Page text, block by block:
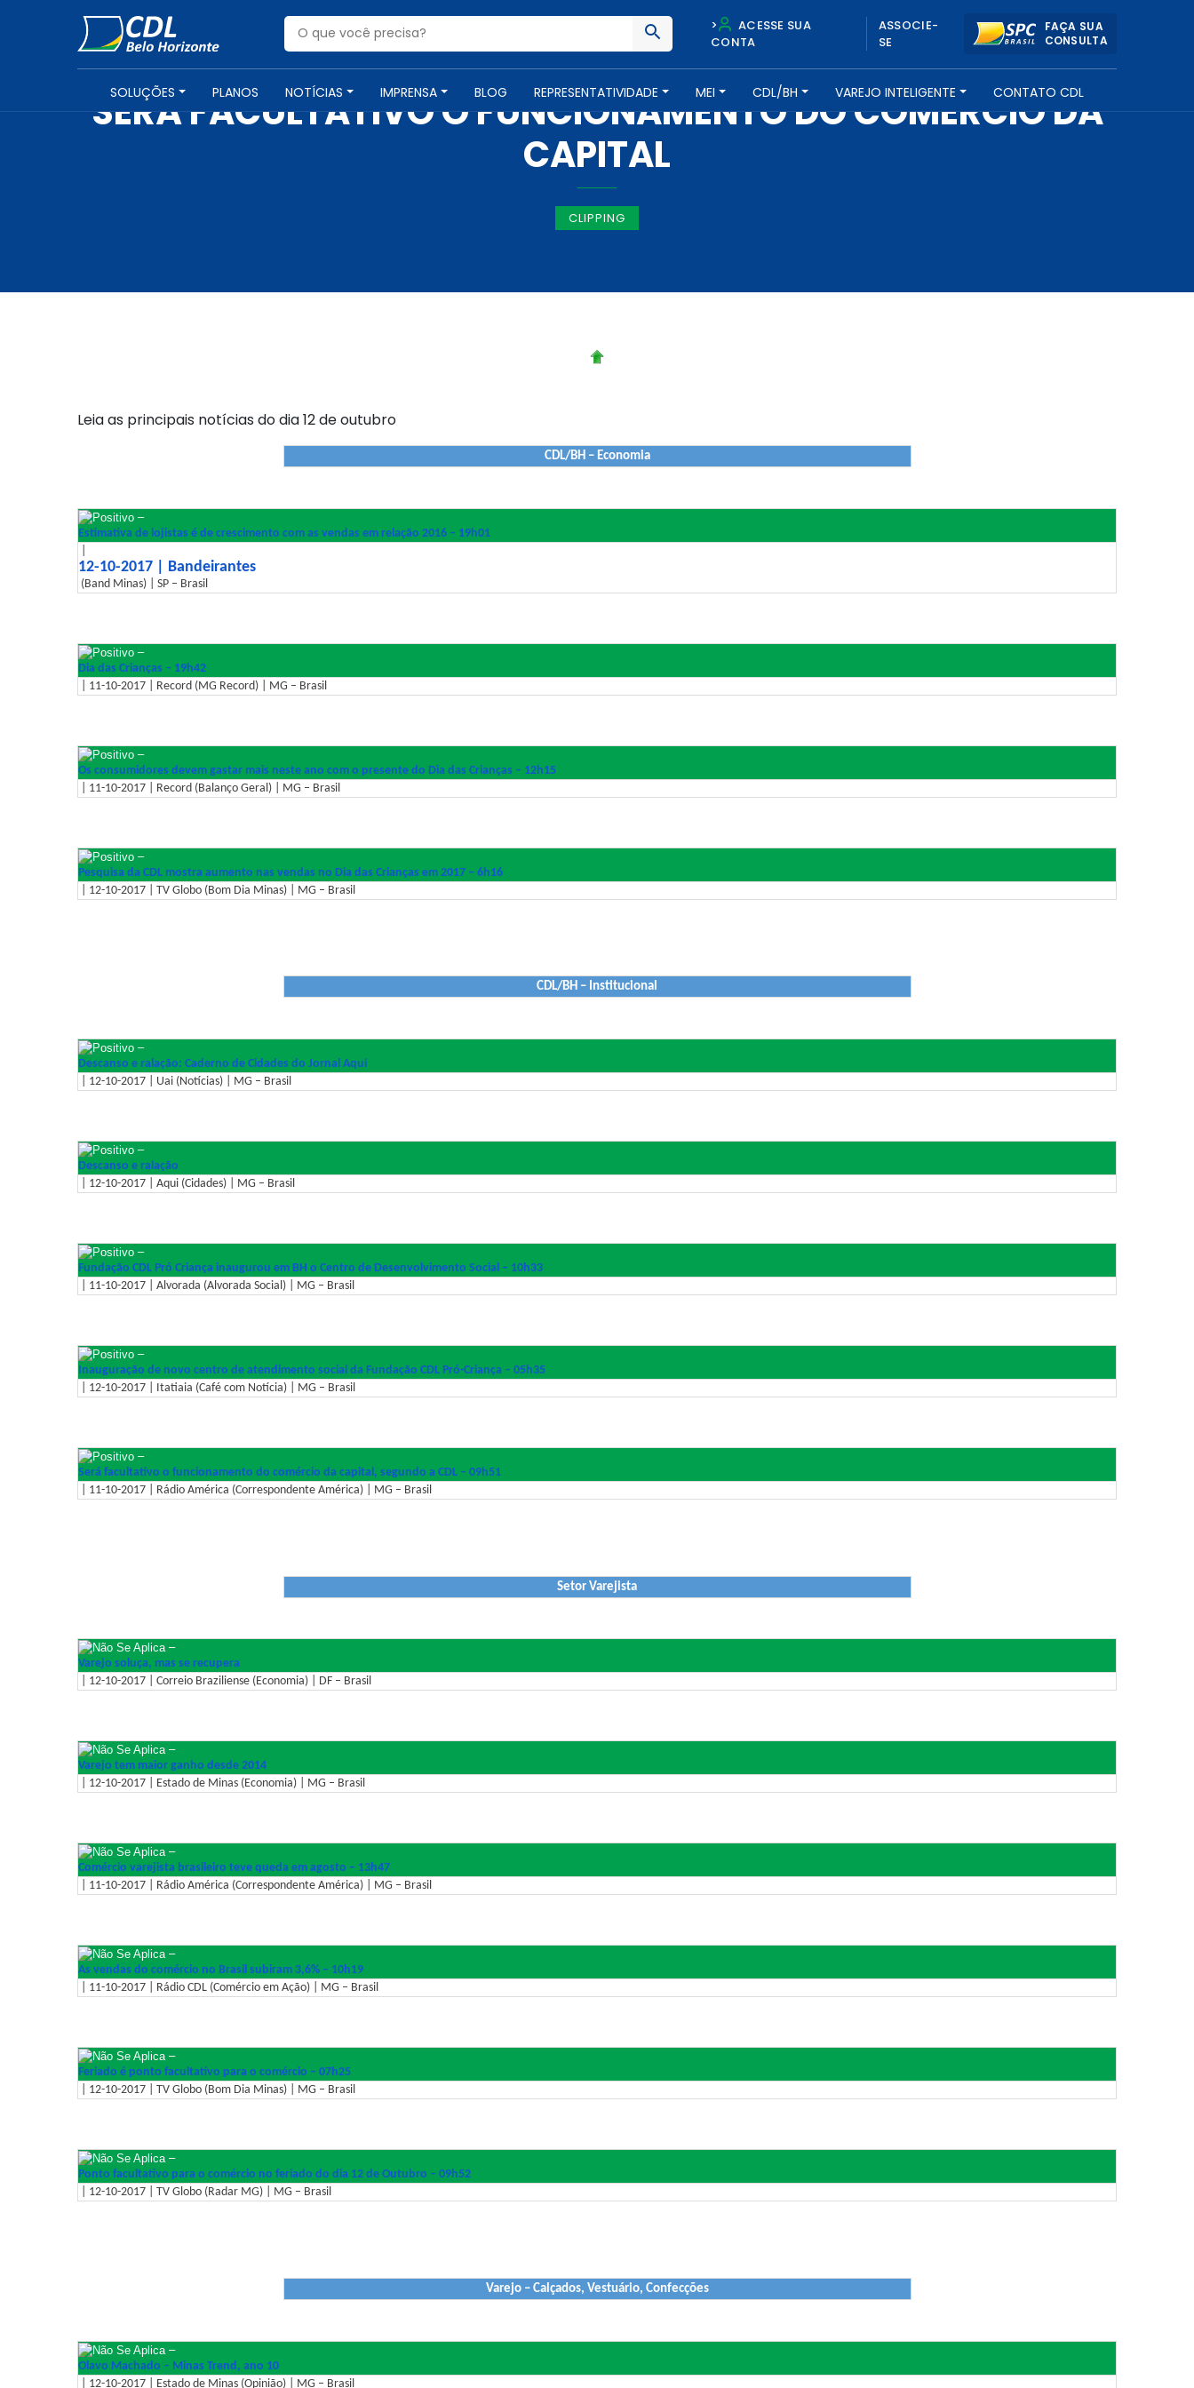
>
ACESSE SUA
CONTA
ASSOCIE-
SE
FAÇA SUA
CONSULTA
SOLUÇÕES PLANOS NOTÍCIAS IMPRENSA BLOG REPRESENTATIVIDADE MEI CDL/BH VAREJO INTELIGENTE CONTATO CDL
IMPRENSA -13 DE OUTUBRO DE 2017
SERÁ FACULTATIVO O FUNCIONAMENTO DO COMÉRCIO DA
CAPITAL
CLIPPING
Leia as principais notícias do dia 12 de outubro
CDL/BH – Economia
–
Estimativa de lojistas é de crescimento com as vendas em relação 2016 – 19h01
12-10-2017 | Bandeirantes
(Band Minas) | SP – Brasil
–
Dia das Crianças – 19h42
| 11-10-2017 | Record (MG Record) | MG – Brasil
–
Os consumidores devem gastar mais neste ano com o presente do Dia das Crianças – 12h15
| 11-10-2017 | Record (Balanço Geral) | MG – Brasil
–
Pesquisa da CDL mostra aumento nas vendas no Dia das Crianças em 2017 – 6h16
| 12-10-2017 | TV Globo (Bom Dia Minas) | MG – Brasil
CDL/BH – Institucional
–
Descanso e ralação: Caderno de Cidades do Jornal Aqui
| 12-10-2017 | Uai (Notícias) | MG – Brasil
–
Descanso e ralação
| 12-10-2017 | Aqui (Cidades) | MG – Brasil
–
Fundação CDL Pró Criança inaugurou em BH o Centro de Desenvolvimento Social – 10h33
| 11-10-2017 | Alvorada (Alvorada Social) | MG – Brasil
–
Inauguração de novo centro de atendimento social da Fundação CDL Pró-Criança – 05h35
| 12-10-2017 | Itatiaia (Café com Notícia) | MG – Brasil
–
Será facultativo o funcionamento do comércio da capital, segundo a CDL – 09h51
| 11-10-2017 | Rádio América (Correspondente América) | MG – Brasil
Setor Varejista
–
Varejo soluça, mas se recupera
| 12-10-2017 | Correio Braziliense (Economia) | DF – Brasil
–
Varejo tem maior ganho desde 2014
| 12-10-2017 | Estado de Minas (Economia) | MG – Brasil
–
Comércio varejista brasileiro teve queda em agosto – 13h47
| 11-10-2017 | Rádio América (Correspondente América) | MG – Brasil
–
As vendas do comércio no Brasil subiram 3,6% – 10h19
| 11-10-2017 | Rádio CDL (Comércio em Ação) | MG – Brasil
–
Feriado é ponto facultativo para o comércio – 07h25
| 12-10-2017 | TV Globo (Bom Dia Minas) | MG – Brasil
–
Ponto facultativo para o comércio no feriado do dia 12 de Outubro – 09h52
| 12-10-2017 | TV Globo (Radar MG) | MG – Brasil
Varejo – Calçados, Vestuário, Confecções
–
Olavo Machado – Minas Trend, ano 10
| 12-10-2017 | Estado de Minas (Opinião) | MG – Brasil